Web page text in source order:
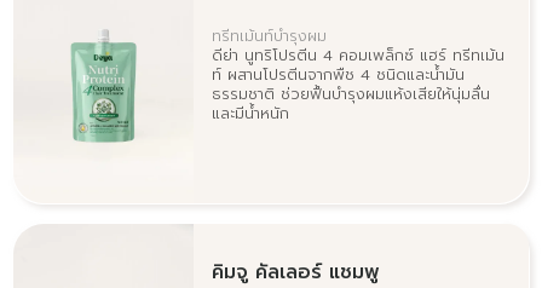
ทรีทเม้นท์บำรุงผม
ดีย่า นูทริโปรตีน 4 คอมเพล็กซ์ แฮร์ ทรีทเม้น
ท์ ผสานโปรตีนจากพืช 4 ชนิดและน้ำมัน
ธรรมชาติ ช่วยฟื้นบำรุงผมแห้งเสียให้นุ่มลื่น
และมีน้ำหนัก
คิมจู คัลเลอร์ แชมพู